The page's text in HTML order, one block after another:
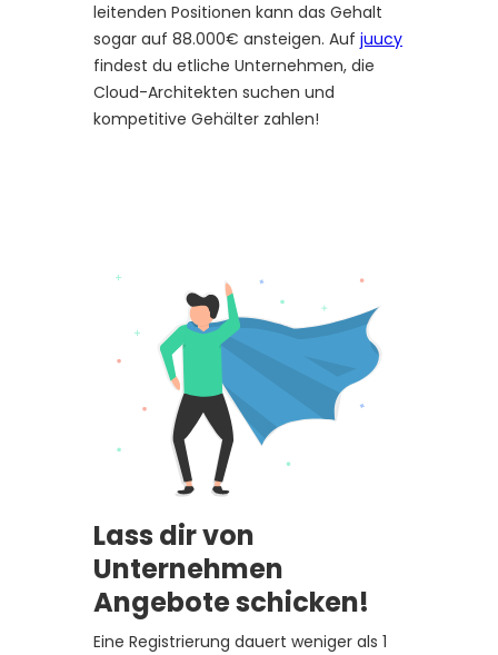
leitenden Positionen kann das Gehalt
sogar auf 88.000€ ansteigen. Auf juucy
findest du etliche Unternehmen, die
Cloud-Architekten suchen und
kompetitive Gehälter zahlen!
Lass dir von
Unternehmen
Angebote schicken!
Eine Registrierung dauert weniger als 1